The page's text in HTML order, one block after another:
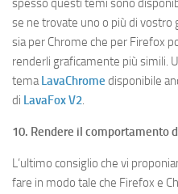
spesso questi temi sono
se ne trovate uno o più di
sia per Chrome che per Firefox
renderli graficamente più simili.
tema LavaChrome disponibile
di LavaFox V2.
10. Rendere il comportamento
L’ultimo consiglio che vi
fare in modo tale che Firefox e